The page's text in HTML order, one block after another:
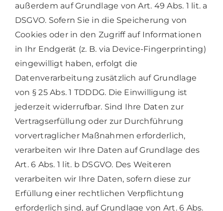
außerdem auf Grundlage von Art. 49 Abs. 1 lit. a
DSGVO. Sofern Sie in die Speicherung von
Cookies oder in den Zugriff auf Informationen
in Ihr Endgerät (z. B. via Device-Fingerprinting)
eingewilligt haben, erfolgt die
Datenverarbeitung zusätzlich auf Grundlage
von § 25 Abs. 1 TDDDG. Die Einwilligung ist
jederzeit widerrufbar. Sind Ihre Daten zur
Vertragserfüllung oder zur Durchführung
vorvertraglicher Maßnahmen erforderlich,
verarbeiten wir Ihre Daten auf Grundlage des
Art. 6 Abs. 1 lit. b DSGVO. Des Weiteren
verarbeiten wir Ihre Daten, sofern diese zur
Erfüllung einer rechtlichen Verpflichtung
erforderlich sind, auf Grundlage von Art. 6 Abs.